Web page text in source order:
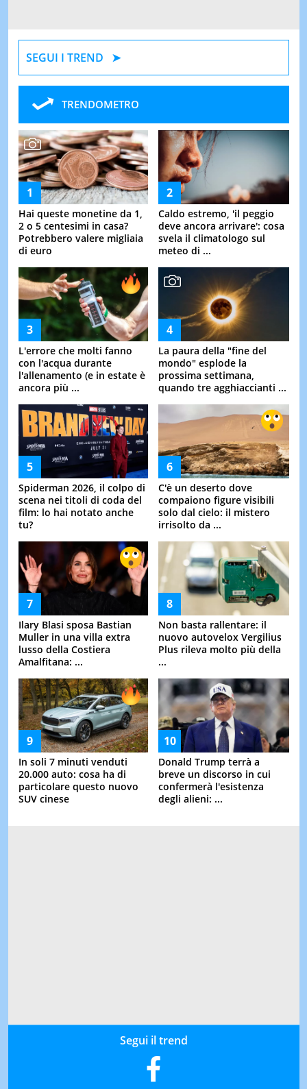
SEGUI I TREND
TRENDOMETRO
Hai queste monetine da 1,
2 o 5 centesimi in casa?
Potrebbero valere migliaia
di euro
Caldo estremo, 'il peggio
deve ancora arrivare': cosa
svela il climatologo sul
meteo di ...
L'errore che molti fanno
con l'acqua durante
l'allenamento (e in estate è
ancora più ...
La paura della "fine del
mondo" esplode la
prossima settimana,
quando tre agghiaccianti ...
Spiderman 2026, il colpo di
scena nei titoli di coda del
film: lo hai notato anche
tu?
C'è un deserto dove
compaiono figure visibili
solo dal cielo: il mistero
irrisolto da ...
Ilary Blasi sposa Bastian
Muller in una villa extra
lusso della Costiera
Amalfitana: ...
Non basta rallentare: il
nuovo autovelox Vergilius
Plus rileva molto più della
...
In soli 7 minuti venduti
20.000 auto: cosa ha di
particolare questo nuovo
SUV cinese
Donald Trump terrà a
breve un discorso in cui
confermerà l'esistenza
degli alieni: ...
Segui il trend